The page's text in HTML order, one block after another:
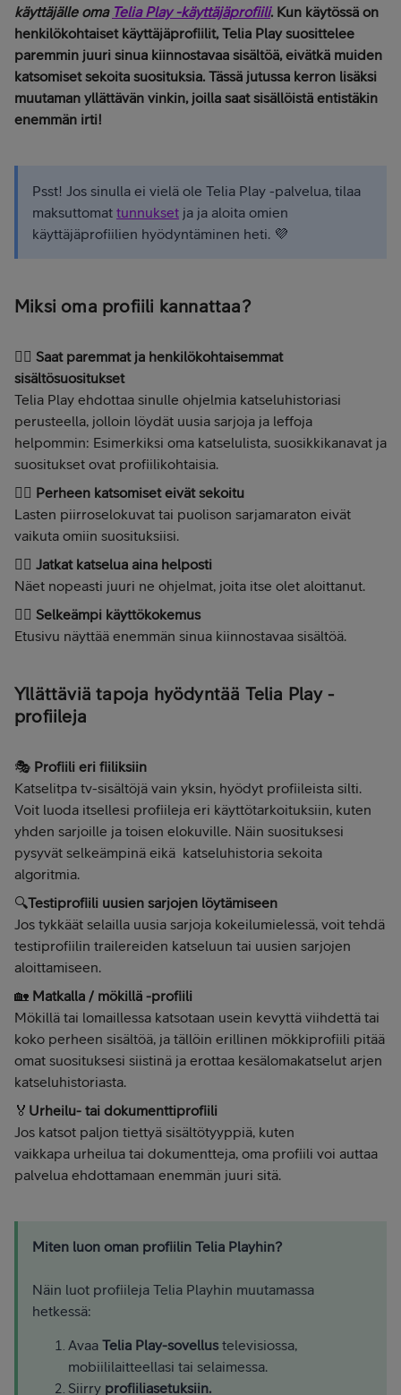
käyttäjälle oma Telia Play -käyttäjäprofiili. Kun käytössä on
henkilökohtaiset käyttäjäprofiilit, Telia Play suosittelee
paremmin juuri sinua kiinnostavaa sisältöä, eivätkä muiden
katsomiset sekoita suosituksia. Tässä jutussa kerron lisäksi
muutaman yllättävän vinkin, joilla saat sisällöistä entistäkin
enemmän irti!
Psst! Jos sinulla ei vielä ole Telia Play -palvelua, tilaa
maksuttomat tunnukset ja ja aloita omien
käyttäjäprofiilien hyödyntäminen heti. 💜
Miksi oma profiili kannattaa?
👉🏻 Saat paremmat ja henkilökohtaisemmat
sisältösuositukset
Telia Play ehdottaa sinulle ohjelmia katseluhistoriasi
perusteella, jolloin löydät uusia sarjoja ja leffoja
helpommin: Esimerkiksi oma katselulista, suosikkikanavat ja
suositukset ovat profiilikohtaisia.
👉🏻 Perheen katsomiset eivät sekoitu
Lasten piirroselokuvat tai puolison sarjamaraton eivät
vaikuta omiin suosituksiisi.
👉🏻 Jatkat katselua aina helposti
Näet nopeasti juuri ne ohjelmat, joita itse olet aloittanut.
👉🏻 Selkeämpi käyttökokemus
Etusivu näyttää enemmän sinua kiinnostavaa sisältöä.
Yllättäviä tapoja hyödyntää Telia Play -
profiileja
🎭 Profiili eri fiiliksiin
Katselitpa tv-sisältöjä vain yksin, hyödyt profiileista silti.
Voit luoda itsellesi profiileja eri käyttötarkoituksiin, kuten
yhden sarjoille ja toisen elokuville. Näin suosituksesi
pysyvät selkeämpinä eikä katseluhistoria sekoita
algoritmia.
🔍Testiprofiili uusien sarjojen löytämiseen
Jos tykkäät selailla uusia sarjoja kokeilumielessä, voit tehdä
testiprofiilin trailereiden katseluun tai uusien sarjojen
aloittamiseen.
🏡 Matkalla / mökillä -profiili
Mökillä tai lomaillessa katsotaan usein kevyttä viihdettä tai
koko perheen sisältöä, ja tällöin erillinen mökkiprofiili pitää
omat suosituksesi siistinä ja erottaa kesälomakatselut arjen
katseluhistoriasta.
🏅 Urheilu- tai dokumenttiprofiili
Jos katsot paljon tiettyä sisältötyyppiä, kuten
vaikkapa urheilua tai dokumentteja, oma profiili voi auttaa
palvelua ehdottamaan enemmän juuri sitä.
Miten luon oman profiilin Telia Playhin?
Näin luot profiileja Telia Playhin muutamassa
hetkessä:
Avaa Telia Play-sovellustelevisiossa,
mobiililaitteellasi tai selaimessa.
Siirry profiiliasetuksiin.